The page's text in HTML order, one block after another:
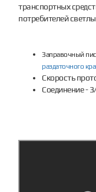
транспортных
потребителей
Заправочный
раздаточного
Скорость
Соединение -